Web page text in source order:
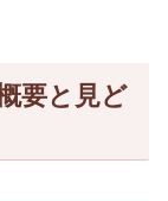
要と見ど